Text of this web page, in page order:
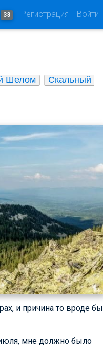
33 Регистрация Войти
Шелом
Скальный
и причина то вроде бы
июля, мне должно было